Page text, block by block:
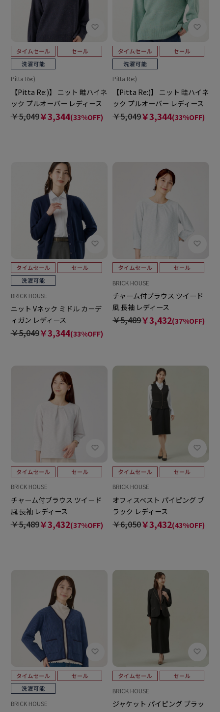
Pitta Re:)
【Pitta Re:)】 ニット 畦ハイネ
ック プルオーバー レディース
￥5,049￥3,344(33%OFF)
Pitta Re:)
【Pitta Re:)】 ニット 畦ハイネ
ック プルオーバー レディース
￥5,049￥3,344(33%OFF)
BRICK HOUSE
ニット Vネック ミドル カーデ
ィガン レディース
￥5,049￥3,344(33%OFF)
BRICK HOUSE
チャーム付ブラウス ツイード
風 長袖 レディース
￥5,489￥3,432(37%OFF)
BRICK HOUSE
チャーム付ブラウス ツイード
風 長袖 レディース
￥5,489￥3,432(37%OFF)
BRICK HOUSE
オフィスベスト パイピング ブ
ラック レディース
￥6,050￥3,432(43%OFF)
BRICK HOUSE
BRICK HOUSE
ジャケット パイピング ブラッ